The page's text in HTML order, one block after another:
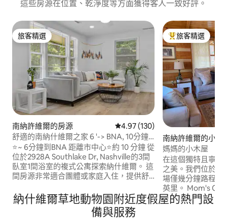
這些房源在位置、乾淨度等方面獲得客人一致好評。
旅客精選
旅客精選
南納許維爾的房源 從 130 則評價中獲得 4.97 的平
4.97 (130)
舒適的南納什維爾之家 6 '-> BNA, 10分鐘-
>百老匯
⭐~ 6分鐘到BNA 距離市中心⭐約 10 分鐘 從
位於2928A Southlake Dr, Nashville的3間
臥室1間浴室的複式公寓探索納什維爾。 這
間房源非常適合團體或家庭入住，提供舒
便利。 入住一個月以上，每兩週可享受一
次免費客房清潔服務！ 我們提供一系列的
桌遊、拼圖和書籍，讓您在晚上或安靜的
旅客精選榜首
旅客精選
南納許維爾的小木
媽媽的小木屋
在這個獨特且寧靜
之美。我們位於南
場僅幾分鐘路程，
英里。 Mom's
和美麗的長前門廊
心。您可能會驚訝
納什維爾草地動物園附近度假屋的熱門設
備與服務